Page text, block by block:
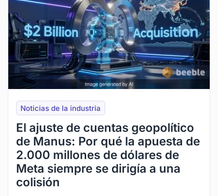
Noticias de la industria
El ajuste de cuentas geopolítico
de Manus: Por qué la apuesta de
2.000 millones de dólares de
Meta siempre se dirigía a una
colisión